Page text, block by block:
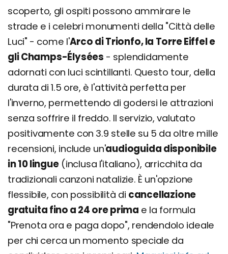
scoperto, gli ospiti possono ammirare le
strade e i celebri monumenti della "Città delle
Luci" - come l'Arco di Trionfo, la Torre Eiffel e
gli Champs-Élysées - splendidamente
adornati con luci scintillanti. Questo tour, della
durata di 1.5 ore, è l'attività perfetta per
l'inverno, permettendo di godersi le attrazioni
senza soffrire il freddo. Il servizio, valutato
positivamente con 3.9 stelle su 5 da oltre mille
recensioni, include un'audioguida disponibile
in 10 lingue(inclusa l'italiano), arricchita da
tradizionali canzoni natalizie. È un'opzione
flessibile, con possibilità di cancellazione
gratuita fino a 24 ore prima e la formula
"Prenota ora e paga dopo", rendendolo ideale
per chi cerca un momento speciale da